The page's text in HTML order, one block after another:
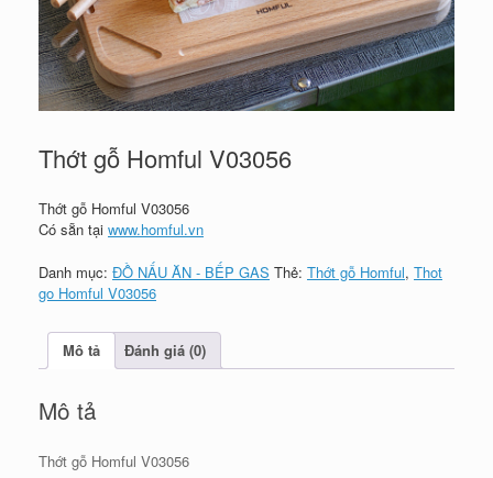
Thớt gỗ Homful V03056
Thớt gỗ Homful V03056
Có sẵn tại www.homful.vn
Danh mục: ĐỒ NẤU ĂN - BẾP GAS Thẻ: Thớt gỗ Homful, Thot
go Homful V03056
Mô tả Đánh giá (0)
Mô tả
Thớt gỗ Homful V03056